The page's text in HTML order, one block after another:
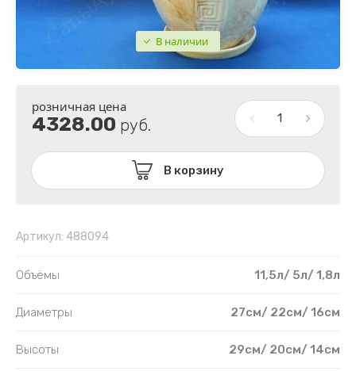
сорт горшкиПЛАСТИКОВЫЕ
РАСПРОДАЖА
В наличии
розничная цена
4328.00 руб.
В корзину
Артикул: 488094
Объёмы 11,5л/ 5л/ 1,8л
Диаметры 27см/ 22см/ 16см
Высоты 29см/ 20см/ 14см